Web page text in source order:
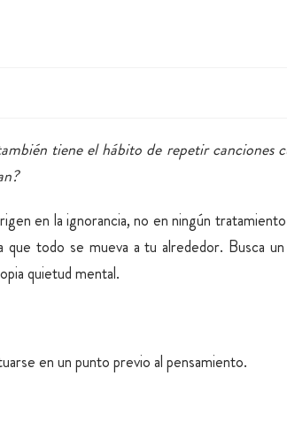
tiene el hábito de repetir canciones
en la ignorancia, no en ningún
todo se mueva a tu alrededor. Busca
quietud mental.
en un punto previo al pensamiento.